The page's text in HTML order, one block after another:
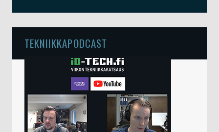
TEKNIIKKAPODCAST